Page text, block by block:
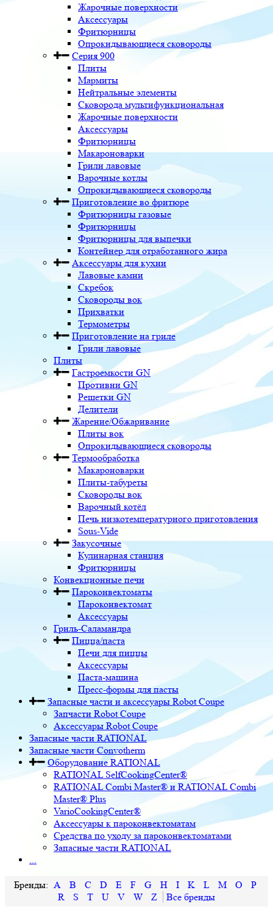
Жарочные поверхности
Аксессуары
Фритюрницы
Опрокидывающиеся сковороды
Серия 900
Плиты
Мармиты
Нейтральные элементы
Сковорода мультифункциональная
Жарочные поверхности
Аксессуары
Фритюрницы
Макароноварки
Грили лавовые
Варочные котлы
Опрокидывающиеся сковороды
Приготовление во фритюре
Фритюрницы газовые
Фритюрницы
Фритюрницы для выпечки
Контейнер для отработанного жира
Аксессуары для кухни
Лавовые камни
Скребок
Сковороды вок
Прихватки
Термометры
Приготовление на гриле
Грили лавовые
Плиты
Гастроемкости GN
Противни GN
Решетки GN
Делители
Жарение/Обжаривание
Плиты вок
Опрокидывающиеся сковороды
Термообработка
Макароноварки
Плиты-табуреты
Сковороды вок
Варочный котёл
Печь низкотемпературного приготовления
Sous-Vide
Закусочные
Кулинарная станция
Фритюрницы
Конвекционные печи
Пароконвектоматы
Пароконвектомат
Аксессуары
Гриль-Саламандра
Пицца/паста
Печи для пиццы
Аксессуары
Паста-машина
Пресс-формы для пасты
Запасные части и аксессуары Robot Coupe
Запчасти Robot Coupe
Аксессуары Robot Coupe
Запасные части RATIONAL
Запасные части Convotherm
Оборудование RATIONAL
RATIONAL SelfCookingCenter®
RATIONAL Combi Master® и RATIONAL Combi
Master® Plus
VarioCookingCenter®
Аксессуары к пароконвектоматам
Средства по уходу за пароконвектоматами
Запасные части RATIONAL
...
A B C D E F G H I K L M O
P
R
S T U V W
Z